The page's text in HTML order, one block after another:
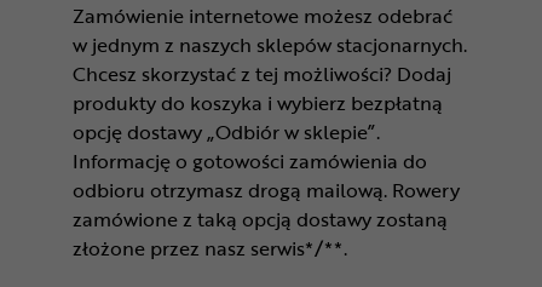
Zamówienie internetowe możesz odebrać
w jednym z naszych sklepów stacjonarnych.
Chcesz skorzystać z tej możliwości? Dodaj
produkty do koszyka i wybierz bezpłatną
opcję dostawy „Odbiór w sklepie”.
Informację o gotowości zamówienia do
odbioru otrzymasz drogą mailową. Rowery
zamówione z taką opcją dostawy zostaną
złożone przez nasz serwis*/**.